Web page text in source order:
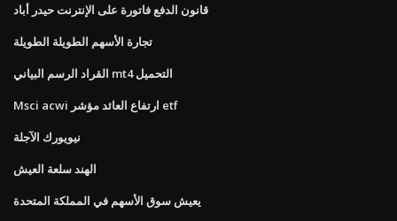
قانون الدفع فاتورة على الإنترنت حيدر أباد
تجارة الأسهم الطويلة الطويلة
القراد الرسم البياني mt4 التحميل
Msci acwi ارتفاع العائد مؤشر etf
نيويورك الآجلة
الهند سلعة العيش
يعيش سوق الأسهم في المملكة المتحدة